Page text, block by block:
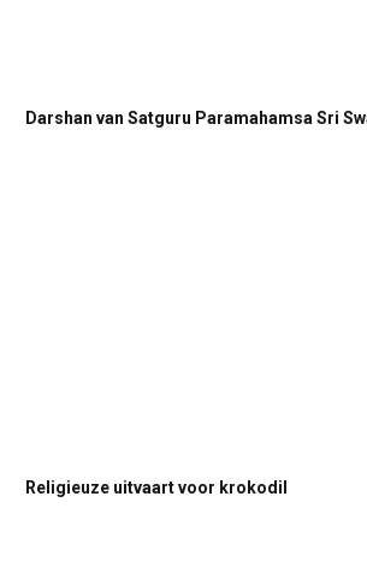
Darshan van Satguru Paramahamsa Sri
Religieuze uitvaart voor krokodil